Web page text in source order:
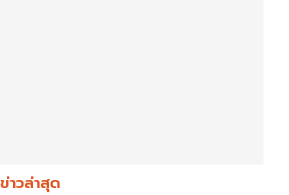
ข่าวล่าสุด